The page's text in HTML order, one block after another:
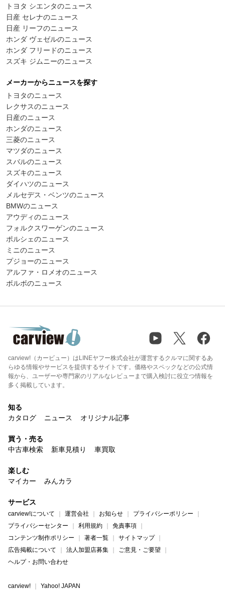
トヨタ シエンタのニュース
日産 セレナのニュース
日産 リーフのニュース
ホンダ ヴェゼルのニュース
ホンダ フリードのニュース
スズキ ジムニーのニュース
メーカーからニュースを探す
トヨタのニュース
レクサスのニュース
日産のニュース
ホンダのニュース
三菱のニュース
マツダのニュース
スバルのニュース
スズキのニュース
ダイハツのニュース
メルセデス・ベンツのニュース
BMWのニュース
アウディのニュース
フォルクスワーゲンのニュース
ポルシェのニュース
ミニのニュース
プジョーのニュース
アルファ・ロメオのニュース
ボルボのニュース
carview!（カービュー）はLINEヤフー株式会社が運営するクルマに関するあ
らゆる情報やサービスを提供するサイトです。価格やスペックなどの公式情
報から、ユーザーや専門家のリアルなレビューまで購入検討に役立つ情報を
多く掲載しています。
知る
カタログ
ニュース オリジナル記事
買う・売る
中古車検索
新車見積り 車買取
楽しむ
マイカー
みんカラ
サービス
carview!について 運営会社 お知らせ
プライバシーポリシー
プライバシーセンター
利用規約
免責事項
コンテンツ制作ポリシー
著者一覧
サイトマップ
広告掲載について
法人加盟店募集
ご意見・ご要望
ヘルプ・お問い合わせ
carview! Yahoo! JAPAN